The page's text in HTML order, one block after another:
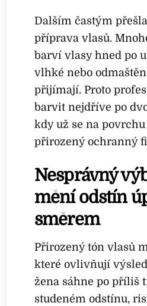
Dalším častým
příprava vlasů.
barví vlasy hned po
vlhké nebo
přijímají. Proto
barvit nejdříve po
kdy už se na
přirozený ochranný
Nesprávný
mění odstín
směrem
Přirozený tón vlasů
které ovlivňují
žena sáhne po příliš
studeném odstínu,